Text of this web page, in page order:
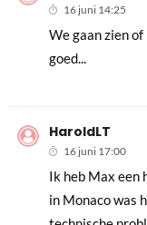
16 juni 14:25
We gaan zien
goed...
HaroldLT
16 juni 17:00
Ik heb Max een
in Monaco was